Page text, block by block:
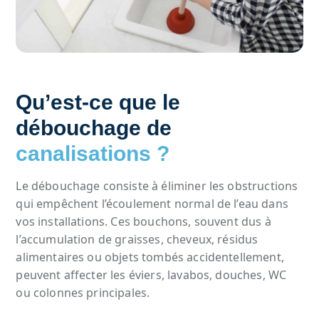
Qu’est-ce que le
débouchage de
canalisations ?
Le débouchage consiste à éliminer les obstructions
qui empêchent l’écoulement normal de l’eau dans
vos installations. Ces bouchons, souvent dus à
l’accumulation de graisses, cheveux, résidus
alimentaires ou objets tombés accidentellement,
peuvent affecter les éviers, lavabos, douches, WC
ou colonnes principales.